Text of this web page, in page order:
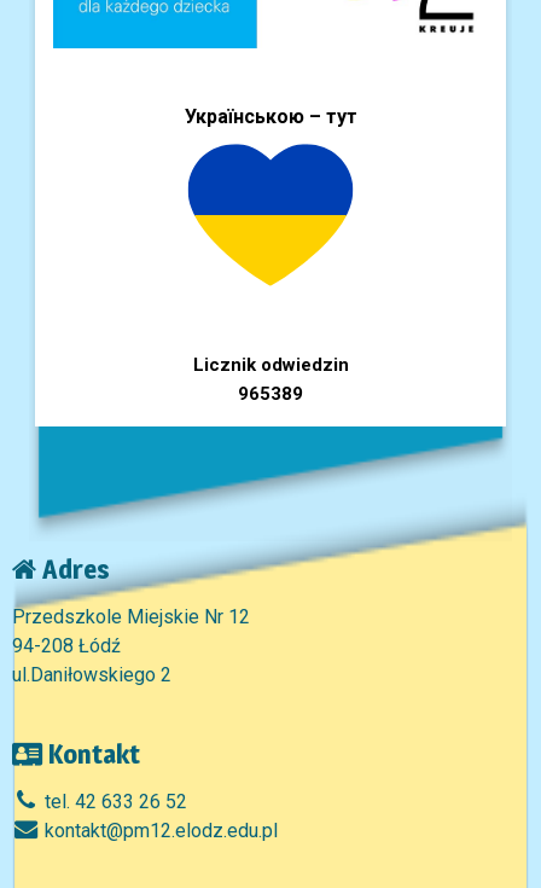
Українською – тут
Licznik odwiedzin
965389
Adres
Przedszkole Miejskie Nr 12
94-208 Łódź
ul.Daniłowskiego 2
Kontakt
tel. 42 633 26 52
kontakt@pm12.elodz.edu.pl